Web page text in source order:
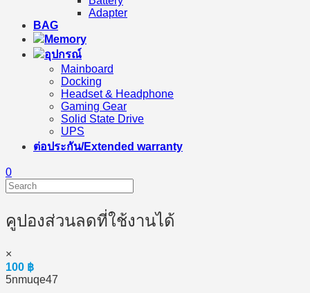
Adapter
BAG
Memory
อุปกรณ์
Mainboard
Docking
Headset & Headphone
Gaming Gear
Solid State Drive
UPS
ต่อประกัน/Extended warranty
0
คูปองส่วนลดที่ใช้งานได้
×
100 ฿
5nmuqe47